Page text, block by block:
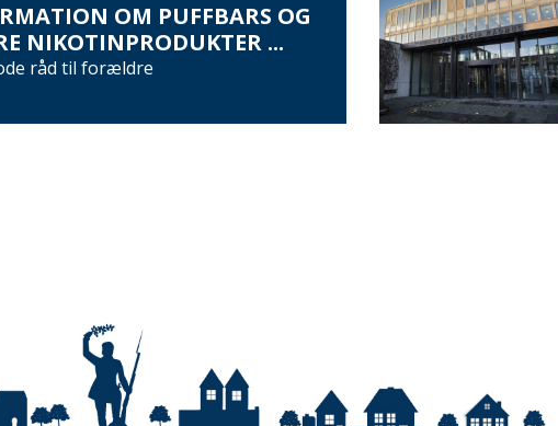
OM PUFFBARS OG
NIKOTINPRODUKTER ...
råd til forældre